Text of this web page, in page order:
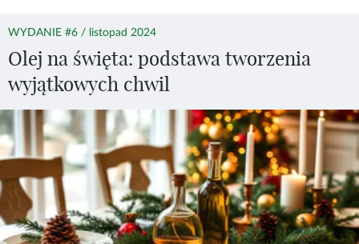
WYDANIE #6 / listopad 2024
Olej na święta: podstawa tworzenia
wyjątkowych chwil